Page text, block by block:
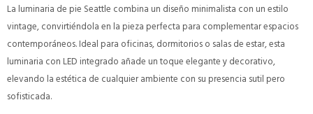
La luminaria de pie Seattle combina un diseño minimalista con un estilo
vintage, convirtiéndola en la pieza perfecta para complementar espacios
contemporáneos. Ideal para oficinas, dormitorios o salas de estar, esta
luminaria con LED integrado añade un toque elegante y decorativo,
elevando la estética de cualquier ambiente con su presencia sutil pero
sofisticada.